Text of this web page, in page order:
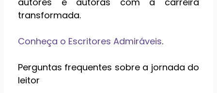
transformada.
Conheça o Escritores Admiráveis.
Perguntas frequentes sobre a jornada do
leitor